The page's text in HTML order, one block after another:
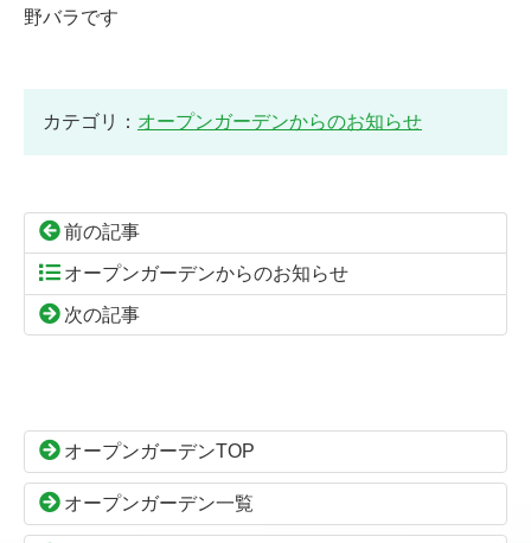
野バラです
カテゴリ： オープンガーデンからのお知らせ
前の記事
オープンガーデンからのお知らせ
次の記事
ン
本
文
の
頭
へ
オープンガーデンTOP
オープンガーデン一覧